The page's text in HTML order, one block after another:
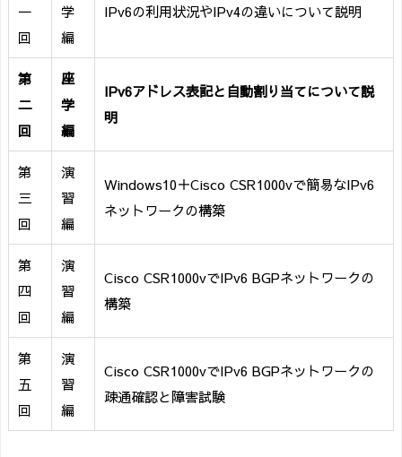
一
回
学
編
IPv6の利用状況やIPv4の違いについて説明
第
二
回
座
学
編
IPv6アドレス表記と自動割り当てについて説
明
第
三
回
演
習
編
Windows10＋Cisco CSR1000vで簡易なIPv6
ネットワークの構築
第
四
回
演
習
編
Cisco CSR1000vでIPv6 BGPネットワークの
構築
第
五
回
演
習
編
Cisco CSR1000vでIPv6 BGPネットワークの
疎通確認と障害試験